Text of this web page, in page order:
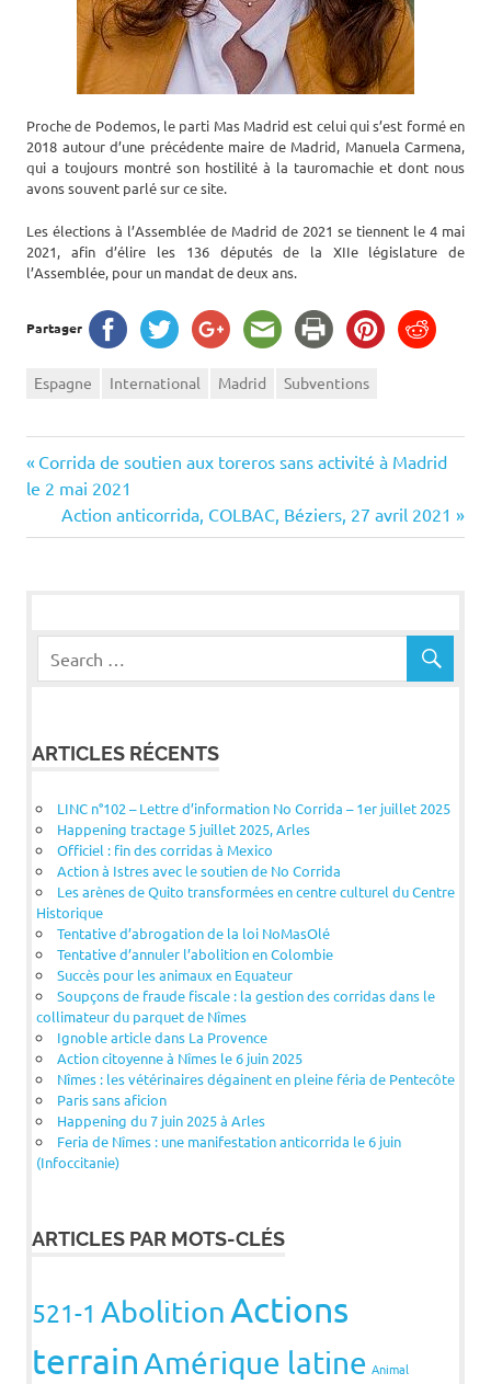
Proche de Podemos, le parti Mas Madrid est celui qui s’est formé en
2018 autour d’une précédente maire de Madrid, Manuela Carmena,
qui a toujours montré son hostilité à la tauromachie et dont nous
avons souvent parlé sur ce site.
Les élections à l’Assemblée de Madrid de 2021 se tiennent le 4 mai
2021, afin d’élire les 136 députés de la XIIe législature de
l’Assemblée, pour un mandat de deux ans.
Partager
Espagne International Madrid Subventions
Navigation
Previous
Post:
Corrida de soutien aux toreros sans activité à Madrid
le 2 mai 2021
Next
Post:
Action anticorrida, COLBAC, Béziers, 27 avril 2021
ARTICLES RÉCENTS
LINC n°102 – Lettre d’information No Corrida – 1er juillet 2025
Happening tractage 5 juillet 2025, Arles
Officiel : fin des corridas à Mexico
Action à Istres avec le soutien de No Corrida
Les arènes de Quito transformées en centre culturel du Centre
Historique
Tentative d’abrogation de la loi NoMasOlé
Tentative d’annuler l’abolition en Colombie
Succès pour les animaux en Equateur
Soupçons de fraude fiscale : la gestion des corridas dans le
collimateur du parquet de Nîmes
Ignoble article dans La Provence
Action citoyenne à Nîmes le 6 juin 2025
Nîmes : les vétérinaires dégainent en pleine féria de Pentecôte
Paris sans aficion
Happening du 7 juin 2025 à Arles
Feria de Nîmes : une manifestation anticorrida le 6 juin
(Infoccitanie)
ARTICLES PAR MOTS-CLÉS
521-1 AbolitionActions
terrainAmérique latine Animal